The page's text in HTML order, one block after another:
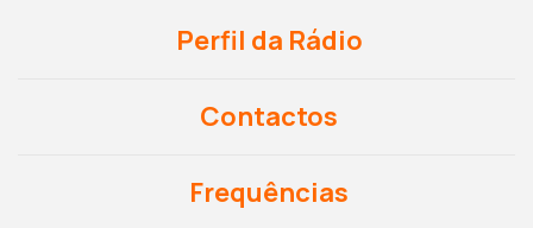
Perfil da Rádio
Contactos
Frequências